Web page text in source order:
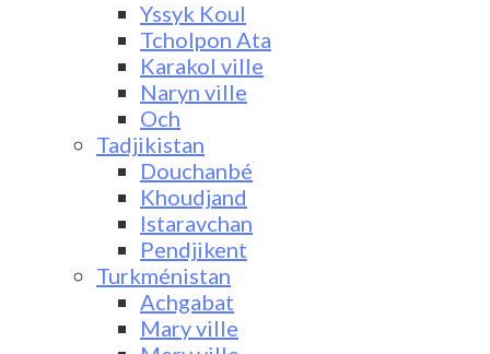
Yssyk Koul
Tcholpon Ata
Karakol ville
Naryn ville
Och
Tadjikistan
Douchanbé
Khoudjand
Istaravchan
Pendjikent
Turkménistan
Achgabat
Mary ville